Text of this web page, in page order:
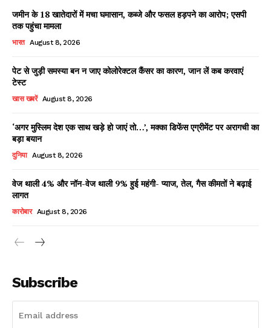
जमीन के 18 खातेदारों में मचा घमासान, कब्जे और फसल हड़पने का आरोप; एसपी
तक पहुंचा मामला
भारत August 8, 2026
पेट से जुड़ी समस्या बन न जाए कोलोरेक्टल कैंसर का कारण, जान लें कब करवाएं
टेस्ट
खास खबरें August 8, 2026
‘अगर मुस्लिम देश एक साथ खड़े हो जाएं तो…’, मक्का डिफेंस एग्रीमेंट पर अरागची का
बड़ा बयान
दुनिया August 8, 2026
वेज थाली 4% और नॉन-वेज थाली 9% हुई महंगी- प्याज, तेल, गैस कीमतों ने बढ़ाई
लागत
कारोबार August 8, 2026
Subscribe